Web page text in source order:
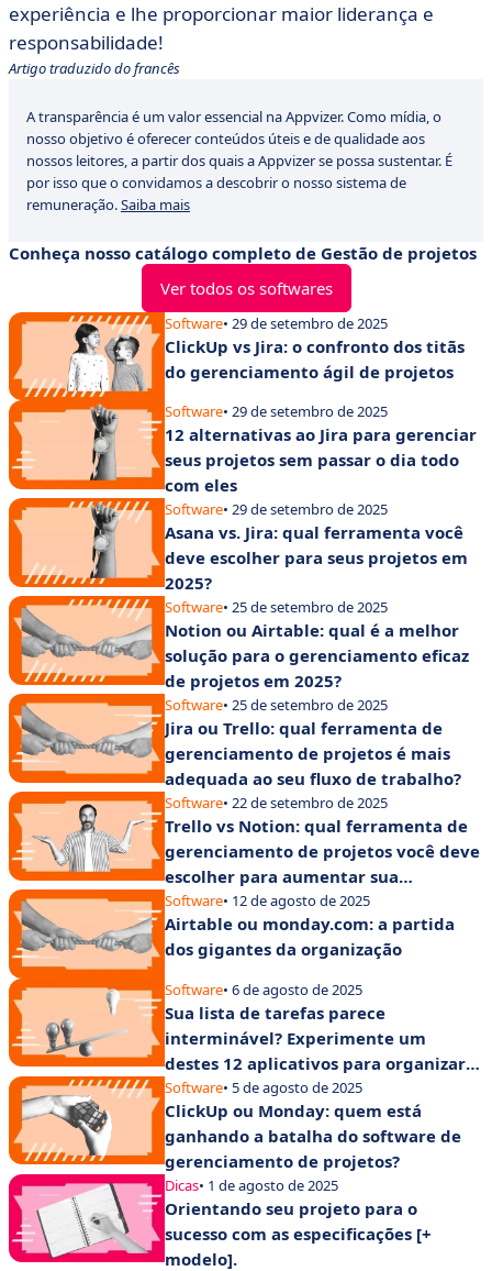
experiência e lhe proporcionar maior liderança e
responsabilidade!
Artigo traduzido do francês
A transparência é um valor essencial na Appvizer. Como mídia, o
nosso objetivo é oferecer conteúdos úteis e de qualidade aos
nossos leitores, a partir dos quais a Appvizer se possa sustentar. É
por isso que o convidamos a descobrir o nosso sistema de
remuneração.Saiba mais
Conheça nosso catálogo completo de Gestão de projetos
Ver todos os softwares
Software• 29 de setembro de 2025
ClickUp vs Jira: o confronto dos titãs
do gerenciamento ágil de projetos
Software• 29 de setembro de 2025
12 alternativas ao Jira para gerenciar
seus projetos sem passar o dia todo
com eles
Software• 29 de setembro de 2025
Asana vs. Jira: qual ferramenta você
deve escolher para seus projetos em
2025?
Software• 25 de setembro de 2025
Notion ou Airtable: qual é a melhor
solução para o gerenciamento eficaz
de projetos em 2025?
Software• 25 de setembro de 2025
Jira ou Trello: qual ferramenta de
gerenciamento de projetos é mais
adequada ao seu fluxo de trabalho?
Software• 22 de setembro de 2025
Trello vs Notion: qual ferramenta de
gerenciamento de projetos você deve
escolher para aumentar sua
produtividade?
Software• 12 de agosto de 2025
Airtable ou monday.com: a partida
dos gigantes da organização
Software• 6 de agosto de 2025
Sua lista de tarefas parece
interminável? Experimente um
destes 12 aplicativos para organizar
suas tarefas
Software• 5 de agosto de 2025
ClickUp ou Monday: quem está
ganhando a batalha do software de
gerenciamento de projetos?
Dicas• 1 de agosto de 2025
Orientando seu projeto para o
sucesso com as especificações [+
modelo].